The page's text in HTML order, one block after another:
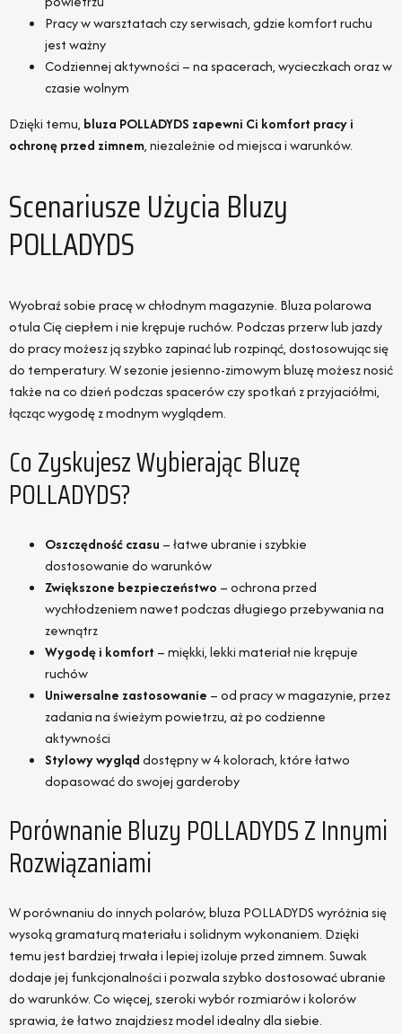
Pracy w warsztatach czy serwisach, gdzie komfort ruchu
jest ważny
Codziennej aktywności – na spacerach, wycieczkach oraz w
czasie wolnym
Dzięki temu, bluza POLLADYDS zapewni Ci komfort pracy i
ochronę przed zimnem, niezależnie od miejsca i warunków.
Scenariusze Użycia Bluzy
POLLADYDS
Wyobraź sobie pracę w chłodnym magazynie. Bluza polarowa
otula Cię ciepłem i nie krępuje ruchów. Podczas przerw lub jazdy
do pracy możesz ją szybko zapinać lub rozpinąć, dostosowując się
do temperatury. W sezonie jesienno-zimowym bluzę możesz nosić
także na co dzień podczas spacerów czy spotkań z przyjaciółmi,
łącząc wygodę z modnym wyglądem.
Co Zyskujesz Wybierając Bluzę
POLLADYDS?
Oszczędność czasu – łatwe ubranie i szybkie
dostosowanie do warunków
Zwiększone bezpieczeństwo – ochrona przed
wychłodzeniem nawet podczas długiego przebywania na
zewnątrz
Wygodę i komfort – miękki, lekki materiał nie krępuje
ruchów
Uniwersalne zastosowanie – od pracy w magazynie, przez
zadania na świeżym powietrzu, aż po codzienne
aktywności
Stylowy wygląddostępny w 4 kolorach, które łatwo
dopasować do swojej garderoby
Porównanie Bluzy POLLADYDS Z Innymi
Rozwiązaniami
W porównaniu do innych polarów, bluza POLLADYDS wyróżnia się
wysoką gramaturą materiału i solidnym wykonaniem. Dzięki
temu jest bardziej trwała i lepiej izoluje przed zimnem. Suwak
dodaje jej funkcjonalności i pozwala szybko dostosować ubranie
do warunków. Co więcej, szeroki wybór rozmiarów i kolorów
sprawia, że łatwo znajdziesz model idealny dla siebie.